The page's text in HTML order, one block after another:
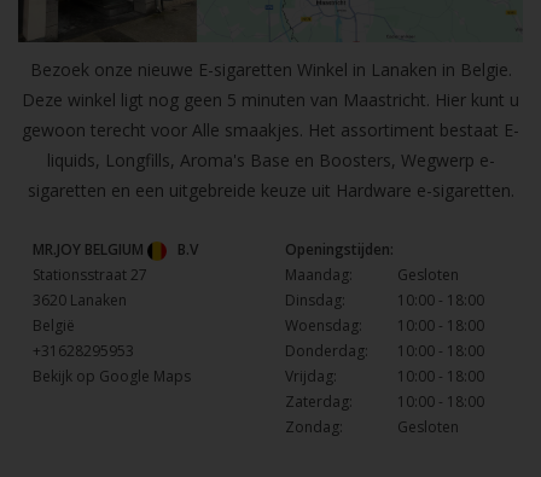
Bezoek onze nieuwe E-sigaretten Winkel in Lanaken in Belgie.
Deze winkel ligt nog geen 5 minuten van Maastricht. Hier kunt u
gewoon terecht voor Alle smaakjes. Het assortiment bestaat E-
liquids, Longfills, Aroma's Base en Boosters, Wegwerp e-
sigaretten en een uitgebreide keuze uit Hardware e-sigaretten.
MR.JOY BELGIUM
B.V
Stationsstraat 27
3620 Lanaken
België
+31628295953
Bekijk op Google Maps
Openingstijden:
Maandag:
Gesloten
Dinsdag:
10:00 - 18:00
Woensdag:
10:00 - 18:00
Donderdag:
10:00 - 18:00
Vrijdag:
10:00 - 18:00
Zaterdag:
10:00 - 18:00
Zondag:
Gesloten